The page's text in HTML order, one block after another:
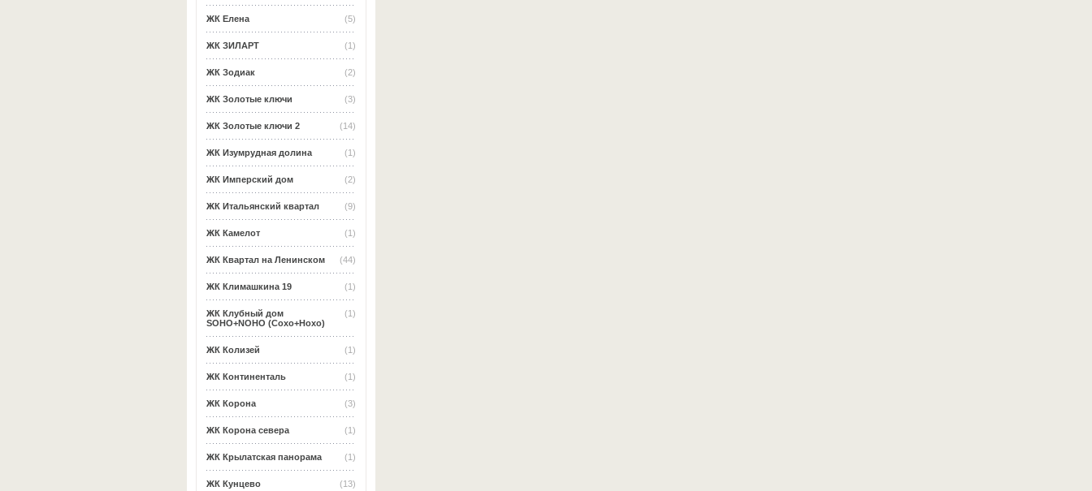
(5)
ЖК Елена
(1)
ЖК ЗИЛАРТ
(2)
ЖК Зодиак
(3)
ЖК Золотые ключи
(14)
ЖК Золотые ключи 2
(1)
ЖК Изумрудная долина
(2)
ЖК Имперский дом
(9)
ЖК Итальянский квартал
(1)
ЖК Камелот
(44)
ЖК Квартал на Ленинском
(1)
ЖК Климашкина 19
(1)
ЖК Клубный дом
SOHO+NOHO (Сохо+Нохо)
(1)
ЖК Колизей
(1)
ЖК Континенталь
(3)
ЖК Корона
(1)
ЖК Корона севера
(1)
ЖК Крылатская панорама
(13)
ЖК Кунцево